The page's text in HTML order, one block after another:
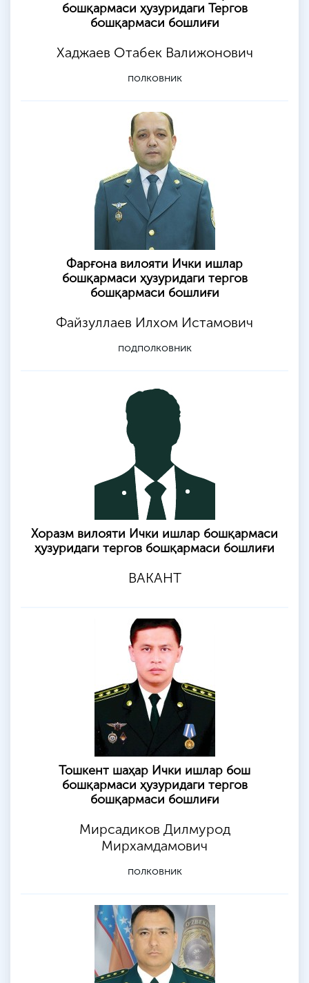
бошқармаси ҳузуридаги Тергов
бошқармаси бошлиғи
Хаджаев Отабек Валижонович
полковник
Фарғона вилояти Ички ишлар
бошқармаси ҳузуридаги тергов
бошқармаси бошлиғи
Файзуллаев Илхом Истамович
подполковник
Хоразм вилояти Ички ишлар бошқармаси
ҳузуридаги тергов бошқармаси бошлиғи
ВАКАНТ
Тошкент шаҳар Ички ишлар бош
бошқармаси ҳузуридаги тергов
бошқармаси бошлиғи
Мирсадиков Дилмурод
Мирхамдамович
полковник